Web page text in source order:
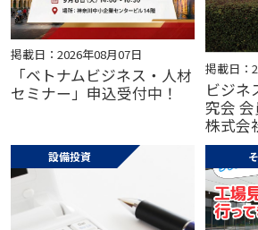
掲載日：2026年08月07日
「ベトナムビジネス・人材
セミナー」申込受付中！
掲載日：
ビジネ
究会
株式会
設備投資